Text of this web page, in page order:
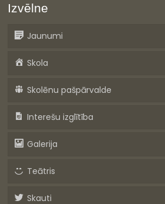
Izvēlne
Jaunumi
Skola
Skolēnu pašpārvalde
Interešu izglītība
Galerija
Teātris
Skauti